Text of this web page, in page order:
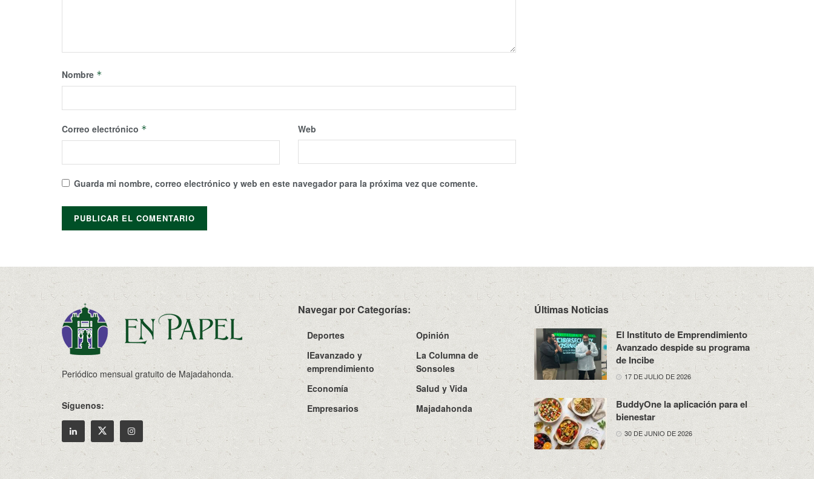
Nombre *
Correo electrónico * Web
Guarda mi nombre, correo electrónico y web en este navegador para la próxima vez que comente.
Periódico mensual gratuito de Majadahonda.
Síguenos:
Navegar por Categorías:
Deportes
Opinión
IEavanzado y
emprendimiento
La Columna de
Sonsoles
Economía
Salud y Vida
Empresarios
Majadahonda
Últimas Noticias
El Instituto de Emprendimiento
Avanzado despide su programa
de Incibe
17 DE JULIO DE 2026
BuddyOne la aplicación para el
bienestar
30 DE JUNIO DE 2026